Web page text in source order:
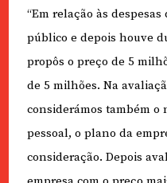
“Em relação às
público e depois houve
propôs o preço de 5
de 5 milhões. Na
considerámos também o
pessoal, o plano da
consideração. Depois